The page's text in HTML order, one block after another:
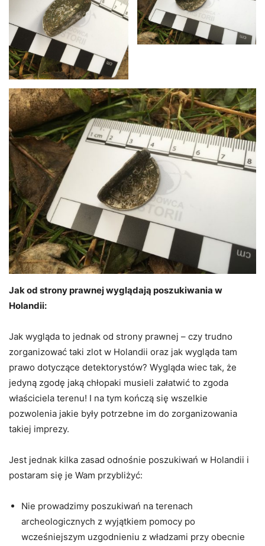
Jak od strony prawnej wyglądają poszukiwania w
Holandii:
Jak wygląda to jednak od strony prawnej – czy trudno
zorganizować taki zlot w Holandii oraz jak wygląda tam
prawo dotyczące detektorystów? Wygląda wiec tak, że
jedyną zgodę jaką chłopaki musieli załatwić to zgoda
właściciela terenu! I na tym kończą się wszelkie
pozwolenia jakie były potrzebne im do zorganizowania
takiej imprezy.
Jest jednak kilka zasad odnośnie poszukiwań w Holandii i
postaram się je Wam przybliżyć:
Nie prowadzimy poszukiwań na terenach
archeologicznych z wyjątkiem pomocy po
wcześniejszym uzgodnieniu z władzami przy obecnie